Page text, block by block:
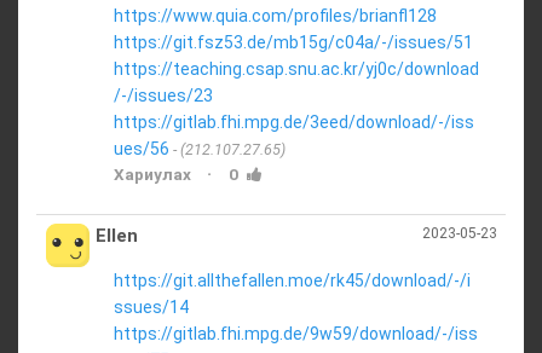
https://www.quia.com/profiles/brianfl128
https://git.fsz53.de/mb15g/c04a/-/issues/51
https://teaching.csap.snu.ac.kr/yj0c/download
/-/issues/23
https://gitlab.fhi.mpg.de/3eed/download/-/iss
ues/56
(212.107.27.65)
Хариулах · 0
2023-05-23
Ellen
https://git.allthefallen.moe/rk45/download/-/i
ssues/14
https://gitlab.fhi.mpg.de/9w59/download/-/iss